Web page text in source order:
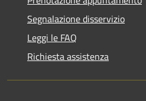
Segnalazione disservizio
Leggi le FAQ
Richiesta assistenza